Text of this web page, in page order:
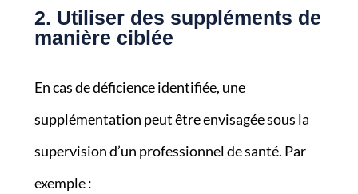
2. Utiliser des suppléments de
manière ciblée
En cas de déficience identifiée, une
supplémentation peut être envisagée sous la
supervision d’un professionnel de santé. Par
exemple :